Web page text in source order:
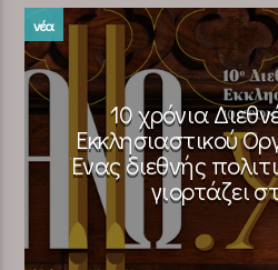
νέα
10 χρόνια
Εκκλησιαστικού
Ένας διεθνής
γιορτάζει